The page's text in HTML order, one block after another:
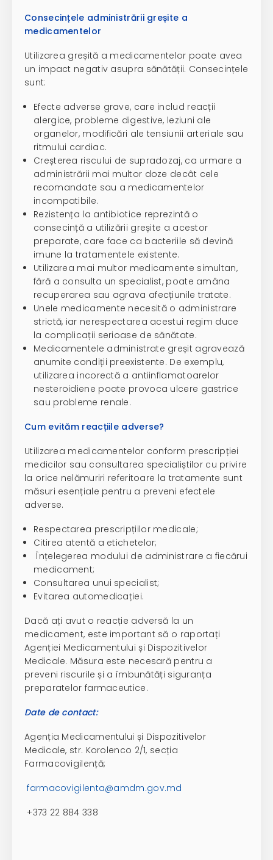
Consecințele administrării greșite a
medicamentelor
Utilizarea greșită a medicamentelor poate avea
un impact negativ asupra sănătății. Consecințele
sunt:
Efecte adverse grave, care includ reacții
alergice, probleme digestive, leziuni ale
organelor, modificări ale tensiunii arteriale sau
ritmului cardiac.
Creșterea riscului de supradozaj, ca urmare a
administrării mai multor doze decât cele
recomandate sau a medicamentelor
incompatibile.
Rezistența la antibiotice reprezintă o
consecință a utilizării greșite a acestor
preparate, care face ca bacteriile să devină
imune la tratamentele existente.
Utilizarea mai multor medicamente simultan,
fără a consulta un specialist, poate amâna
recuperarea sau agrava afecțiunile tratate.
Unele medicamente necesită o administrare
strictă, iar nerespectarea acestui regim duce
la complicații serioase de sănătate.
Medicamentele administrate greșit agravează
anumite condiții preexistente. De exemplu,
utilizarea incorectă a antiinflamatoarelor
nesteroidiene poate provoca ulcere gastrice
sau probleme renale.
Cum evităm reacțiile adverse?
Utilizarea medicamentelor conform prescripției
medicilor sau consultarea specialiștilor cu privire
la orice nelămuriri referitoare la tratamente sunt
măsuri esențiale pentru a preveni efectele
adverse.
Respectarea prescripțiilor medicale;
Citirea atentă a etichetelor;
Înțelegerea modului de administrare a fiecărui
medicament;
Consultarea unui specialist;
Evitarea automedicației.
Dacă ați avut o reacție adversă la un
medicament, este important să o raportați
Agenției Medicamentului și Dispozitivelor
Medicale. Măsura este necesară pentru a
preveni riscurile și a îmbunătăți siguranța
preparatelor farmaceutice.
Date de contact:
Agenția Medicamentului și Dispozitivelor
Medicale, str. Korolenco 2/1, secția
Farmacovigilență;
farmacovigilenta@amdm.gov.md
+373 22 884 338